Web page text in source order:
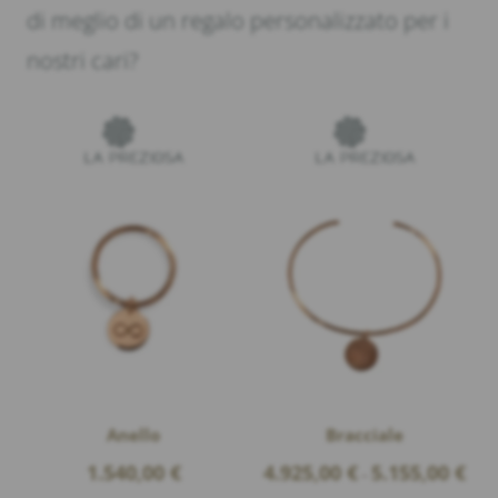
di meglio di un regalo personalizzato per i
nostri cari?
Anello
1.540,00 €
Bracciale
4.925,00 € 5.155,00 €